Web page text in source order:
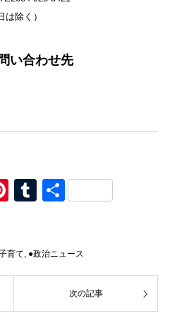
除く）
い合わせ先
Pinterest
Tumblr
共
育て, ●政治ニュース
次の記事